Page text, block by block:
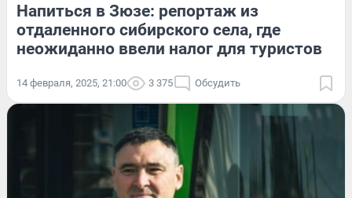
Напиться в Зюзе: репортаж из
отдаленного сибирского села, где
неожиданно ввели налог для туристов
14 февраля, 2025, 21:00 3 375 Обсудить